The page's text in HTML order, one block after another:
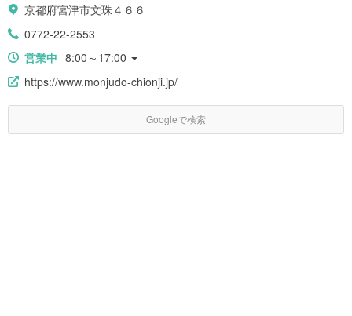
京都府宮津市文珠４６６
0772-22-2553
営業中 8:00～17:00
https://www.monjudo-chionji.jp/
Googleで検索